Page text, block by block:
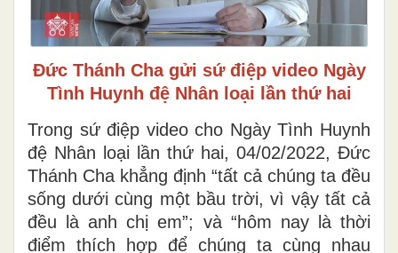
Đức Thánh Cha gửi sứ điệp video Ngày
Tình Huynh đệ Nhân loại lần thứ hai
Trong sứ điệp video cho Ngày Tình Huynh
đệ Nhân loại lần thứ hai, 04/02/2022, Đức
Thánh Cha khẳng định “tất cả chúng ta đều
sống dưới cùng một bầu trời, vì vậy tất cả
đều là anh chị em”; và “hôm nay là thời
điểm thích hợp để chúng ta cùng nhau